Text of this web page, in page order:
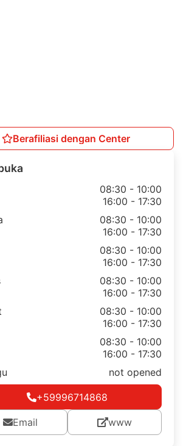
Berafiliasi dengan Center
08:30 - 10:00
16:00 - 17:30
08:30 - 10:00
16:00 - 17:30
08:30 - 10:00
16:00 - 17:30
08:30 - 10:00
16:00 - 17:30
08:30 - 10:00
16:00 - 17:30
08:30 - 10:00
16:00 - 17:30
not opened
+59996714868
Email www